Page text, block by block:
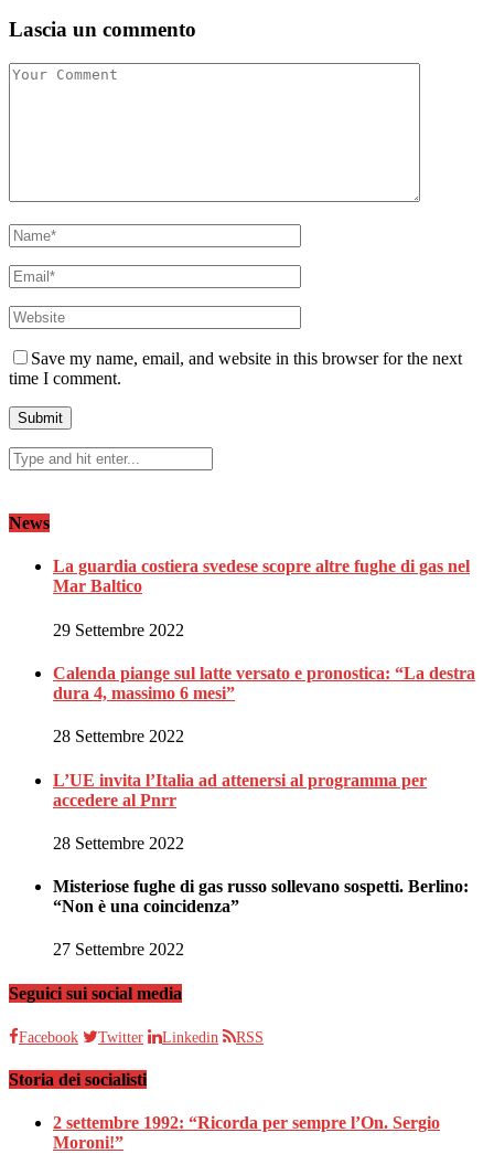
Lascia un commento
Save my name, email, and website in this browser for the next
time I comment.
News
La guardia costiera svedese scopre altre fughe di gas nel
Mar Baltico
29 Settembre 2022
Calenda piange sul latte versato e pronostica: “La destra
dura 4, massimo 6 mesi”
28 Settembre 2022
L’UE invita l’Italia ad attenersi al programma per
accedere al Pnrr
28 Settembre 2022
Misteriose fughe di gas russo sollevano sospetti. Berlino:
“Non è una coincidenza”
27 Settembre 2022
Seguici sui social media
Facebook Twitter Linkedin RSS
Storia dei socialisti
2 settembre 1992: “Ricorda per sempre l’On. Sergio
Moroni!”